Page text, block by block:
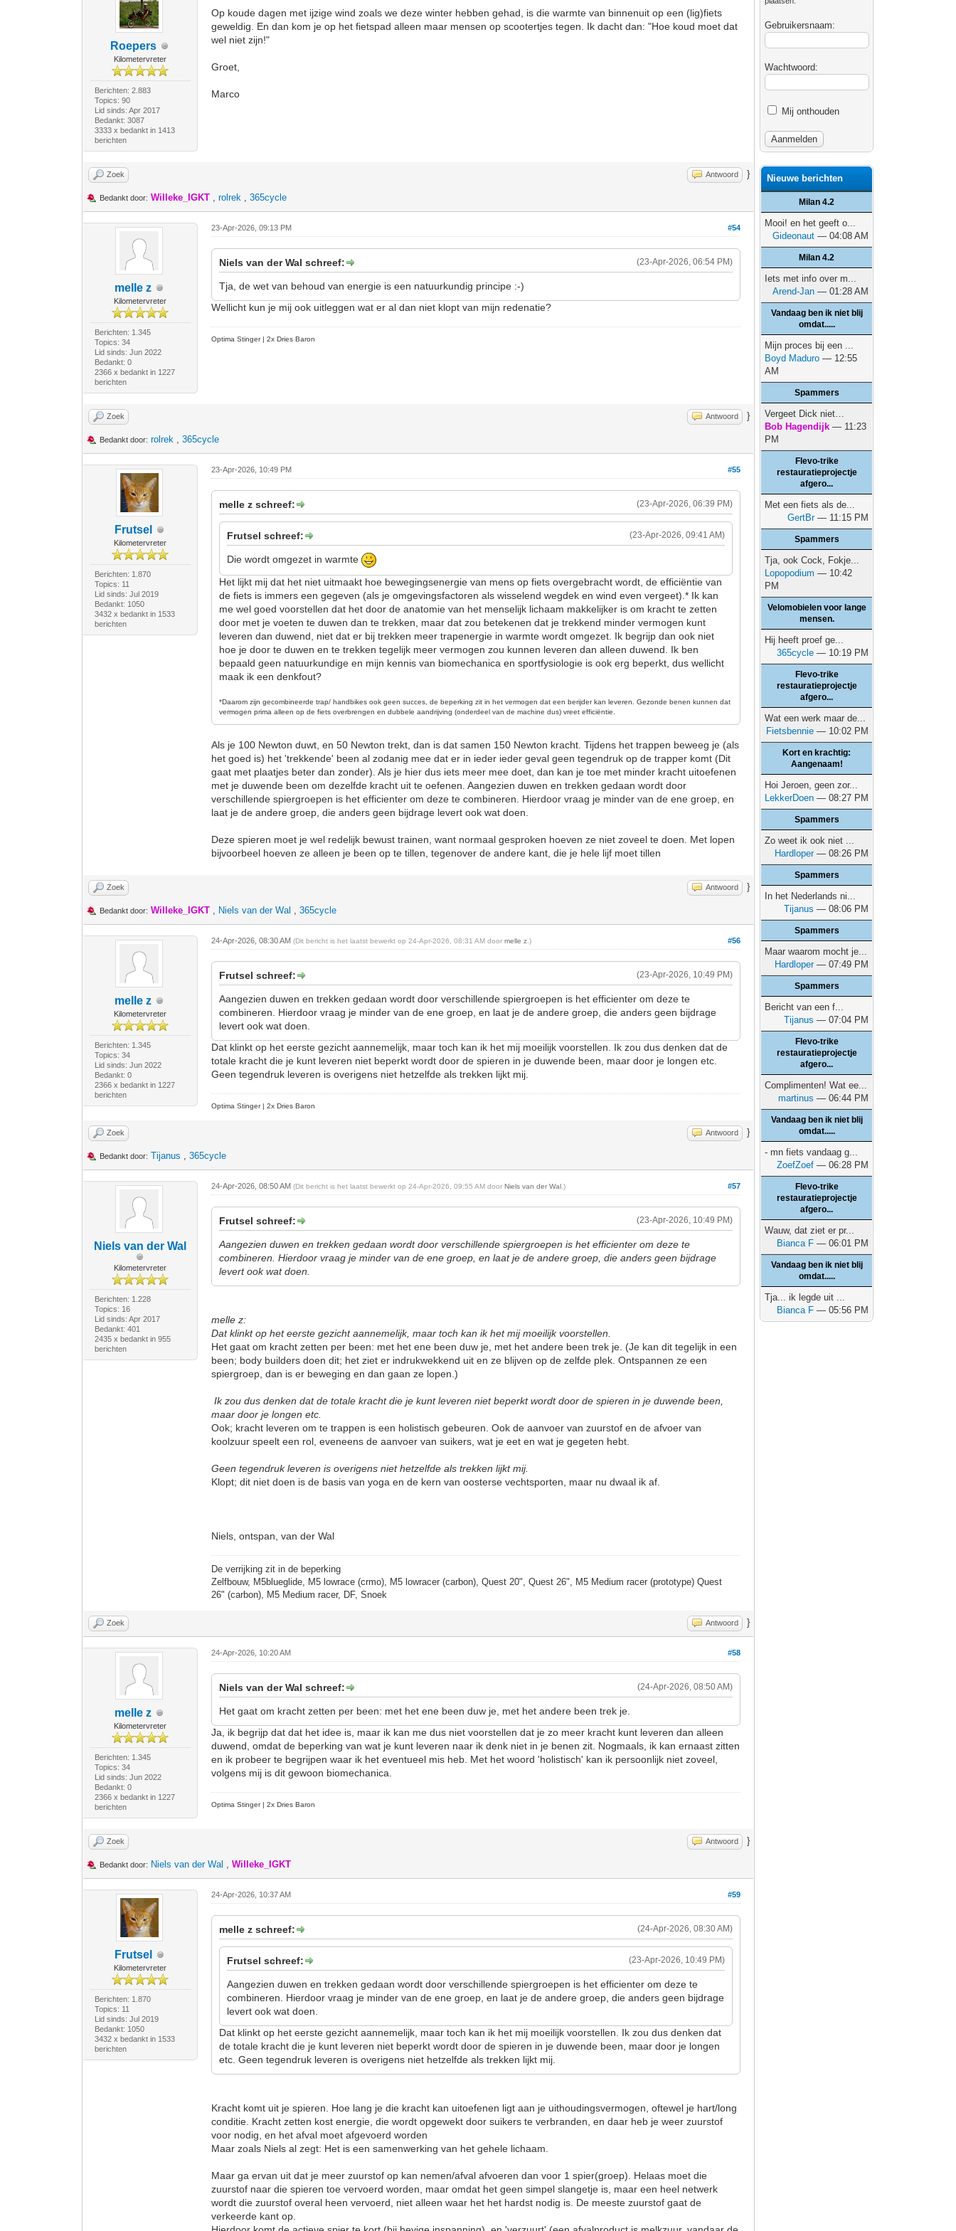
Roepers
Kilometervreter
Berichten: 2.883
Topics: 90
Lid sinds: Apr 2017
Bedankt: 3087
3333 x bedankt in 1413
berichten
Op koude dagen met ijzige wind zoals we deze winter hebben gehad, is die warmte van binnenuit op een (lig)fiets
geweldig. En dan kom je op het fietspad alleen maar mensen op scootertjes tegen. Ik dacht dan: "Hoe koud moet dat
wel niet zijn!"
Groet,
Marco
Zoek Antwoord }
Bedankt door: Willeke_IGKT ,rolrek ,365cycle
melle z
Kilometervreter
Berichten: 1.345
Topics: 34
Lid sinds: Jun 2022
Bedankt: 0
2366 x bedankt in 1227
berichten
#54
23-Apr-2026, 09:13 PM
(23-Apr-2026, 06:54 PM)
Niels van der Wal schreef:
Tja, de wet van behoud van energie is een natuurkundig principe :-)
Wellicht kun je mij ook uitleggen wat er al dan niet klopt van mijn redenatie?
Optima Stinger |2x Dries Baron
Zoek Antwoord }
Bedankt door: rolrek ,365cycle
Frutsel
Kilometervreter
Berichten: 1.870
Topics: 11
Lid sinds: Jul 2019
Bedankt: 1050
3432 x bedankt in 1533
berichten
#55
23-Apr-2026, 10:49 PM
(23-Apr-2026, 06:39 PM)
melle z schreef:
(23-Apr-2026, 09:41 AM)
Frutsel schreef:
Die wordt omgezet in warmte
Het lijkt mij dat het niet uitmaakt hoe bewegingsenergie van mens op fiets overgebracht wordt, de efficiëntie van
de fiets is immers een gegeven (als je omgevingsfactoren als wisselend wegdek en wind even vergeet).* Ik kan
me wel goed voorstellen dat het door de anatomie van het menselijk lichaam makkelijker is om kracht te zetten
door met je voeten te duwen dan te trekken, maar dat zou betekenen dat je trekkend minder vermogen kunt
leveren dan duwend, niet dat er bij trekken meer trapenergie in warmte wordt omgezet. Ik begrijp dan ook niet
hoe je door te duwen en te trekken tegelijk meer vermogen zou kunnen leveren dan alleen duwend. Ik ben
bepaald geen natuurkundige en mijn kennis van biomechanica en sportfysiologie is ook erg beperkt, dus wellicht
maak ik een denkfout?
*Daarom zijn gecombineerde trap/ handbikes ook geen succes, de beperking zit in het vermogen dat een berijder kan leveren. Gezonde benen kunnen dat
vermogen prima alleen op de fiets overbrengen en dubbele aandrijving (onderdeel van de machine dus) vreet efficiëntie
Als je 100 Newton duwt, en 50 Newton trekt, dan is dat samen 150 Newton kracht. Tijdens het trappen beweeg je (als
het goed is) het 'trekkende' been al zodanig mee dat er in ieder ieder geval geen tegendruk op de trapper komt (Dit
gaat met plaatjes beter dan zonder). Als je hier dus iets meer mee doet, dan kan je toe met minder kracht uitoefenen
met je duwende been om dezelfde kracht uit te oefenen. Aangezien duwen en trekken gedaan wordt door
verschillende spiergroepen is het efficienter om deze te combineren. Hierdoor vraag je minder van de ene groep, en
laat je de andere groep, die anders geen bijdrage levert ook wat doen.
Deze spieren moet je wel redelijk bewust trainen, want normaal gesproken hoeven ze niet zoveel te doen. Met lopen
bijvoorbeel hoeven ze alleen je been op te tillen, tegenover de andere kant, die je hele lijf moet tillen
Zoek Antwoord }
Bedankt door: Willeke_IGKT , Niels van der Wal ,365cycle
melle z
Kilometervreter
Berichten: 1.345
Topics: 34
Lid sinds: Jun 2022
Bedankt: 0
2366 x bedankt in 1227
berichten
#56
24-Apr-2026, 08:30 AM(Dit bericht is het laatst bewerkt op 24-Apr-2026, 08:31 AM doormelle z .)
(23-Apr-2026, 10:49 PM)
Frutsel schreef:
Aangezien duwen en trekken gedaan wordt door verschillende spiergroepen is het efficienter om deze te
combineren. Hierdoor vraag je minder van de ene groep, en laat je de andere groep, die anders geen bijdrage
levert ook wat doen.
Dat klinkt op het eerste gezicht aannemelijk, maar toch kan ik het mij moeilijk voorstellen. Ik zou dus denken dat de
totale kracht die je kunt leveren niet beperkt wordt door de spieren in je duwende been, maar door je longen etc.
Geen tegendruk leveren is overigens niet hetzelfde als trekken lijkt mij.
Optima Stinger |2x Dries Baron
Zoek Antwoord }
Bedankt door: Tijanus ,365cycle
Niels van der Wal
Kilometervreter
Berichten: 1.228
Topics: 16
Lid sinds: Apr 2017
Bedankt: 401
2435 x bedankt in 955
berichten
#57
24-Apr-2026, 08:50 AM(Dit bericht is het laatst bewerkt op 24-Apr-2026, 09:55 AM doorNiels van der Wal .)
(23-Apr-2026, 10:49 PM)
Frutsel schreef:
Aangezien duwen en trekken gedaan wordt door verschillende spiergroepen is het efficienter om deze te
combineren. Hierdoor vraag je minder van de ene groep, en laat je de andere groep, die anders geen bijdrage
levert ook wat doen.
melle z:
Dat klinkt op het eerste gezicht aannemelijk, maar toch kan ik het mij moeilijk voorstellen.
Het gaat om kracht zetten per been: met het ene been duw je, met het andere been trek je. (Je kan dit tegelijk in een
been; body builders doen dit; het ziet er indrukwekkend uit en ze blijven op de zelfde plek. Ontspannen ze een
spiergroep, dan is er beweging en dan gaan ze lopen.)
Ik zou dus denken dat de totale kracht die je kunt leveren niet beperkt wordt door de spieren in je duwende been,
maar door je longen etc.
Ook; kracht leveren om te trappen is een holistisch gebeuren. Ook de aanvoer van zuurstof en de afvoer van
koolzuur speelt een rol, eveneens de aanvoer van suikers, wat je eet en wat je gegeten hebt.
Geen tegendruk leveren is overigens niet hetzelfde als trekken lijkt mij.
Klopt; dit niet doen is de basis van yoga en de kern van oosterse vechtsporten, maar nu dwaal ik af.
Niels, ontspan, van der Wal
De verrijking zit in de beperking
Zelfbouw, M5blueglide, M5 lowrace (crmo), M5 lowracer (carbon), Quest 20", Quest 26", M5 Medium racer (prototype) Quest
26" (carbon), M5 Medium racer, DF, Snoek
Zoek Antwoord }
melle z
Kilometervreter
Berichten: 1.345
Topics: 34
Lid sinds: Jun 2022
Bedankt: 0
2366 x bedankt in 1227
berichten
#58
24-Apr-2026, 10:20 AM
(24-Apr-2026, 08:50 AM)
Niels van der Wal schreef:
Het gaat om kracht zetten per been: met het ene been duw je, met het andere been trek je.
Ja, ik begrijp dat dat het idee is, maar ik kan me dus niet voorstellen dat je zo meer kracht kunt leveren dan alleen
duwend, omdat de beperking van wat je kunt leveren naar ik denk niet in je benen zit. Nogmaals, ik kan ernaast zitten
en ik probeer te begrijpen waar ik het eventueel mis heb. Met het woord 'holistisch' kan ik persoonlijk niet zoveel,
volgens mij is dit gewoon biomechanica.
Optima Stinger |2x Dries Baron
Zoek Antwoord }
Bedankt door: Niels van der Wal ,Willeke_IGKT
Frutsel
Kilometervreter
Berichten: 1.870
Topics: 11
Lid sinds: Jul 2019
Bedankt: 1050
3432 x bedankt in 1533
berichten
#59
24-Apr-2026, 10:37 AM
(24-Apr-2026, 08:30 AM)
melle z schreef:
(23-Apr-2026, 10:49 PM)
Frutsel schreef:
Aangezien duwen en trekken gedaan wordt door verschillende spiergroepen is het efficienter om deze te
combineren. Hierdoor vraag je minder van de ene groep, en laat je de andere groep, die anders geen bijdrage
levert ook wat doen.
Dat klinkt op het eerste gezicht aannemelijk, maar toch kan ik het mij moeilijk voorstellen. Ik zou dus denken dat
de totale kracht die je kunt leveren niet beperkt wordt door de spieren in je duwende been, maar door je longen
etc. Geen tegendruk leveren is overigens niet hetzelfde als trekken lijkt mij.
Kracht komt uit je spieren. Hoe lang je die kracht kan uitoefenen ligt aan je uithoudingsvermogen, oftewel je hart/long
conditie. Kracht zetten kost energie, die wordt opgewekt door suikers te verbranden, en daar heb je weer zuurstof
voor nodig, en het afval moet afgevoerd worden
Maar zoals Niels al zegt: Het is een samenwerking van het gehele lichaam.
Maar ga ervan uit dat je meer zuurstof op kan nemen/afval afvoeren dan voor 1 spier(groep). Helaas moet die
zuurstof naar die spieren toe vervoerd worden, maar omdat het geen simpel slangetje is, maar een heel netwerk
wordt die zuurstof overal heen vervoerd, niet alleen waar het het hardst nodig is. De meeste zuurstof gaat de
verkeerde kant op.
Gebruikersnaam:
Wachtwoord:
Mij onthouden
Nieuwe berichten
Milan 4.2
Mooi! en het geeft o...
Gideonaut — 04:08 AM
Milan 4.2
Iets met info over m...
Arend-Jan — 01:28 AM
Vandaag ben ik niet blij
omdat.....
Mijn proces bij een ...
Boyd Maduro — 12:55
AM
Spammers
Vergeet Dick niet…
Bob Hagendijk — 11:23
PM
Flevo-trike
restauratieprojectje
afgero...
Met een fiets als de...
GertBr— 11:15 PM
Spammers
Tja, ook Cock, Fokje...
Lopopodium — 10:42
PM
Velomobielen voor lange
mensen.
Hij heeft proef ge...
365cycle — 10:19 PM
Flevo-trike
restauratieprojectje
afgero...
Wat een werk maar de...
Fietsbennie — 10:02 PM
Kort en krachtig:
Aangenaam!
Hoi Jeroen, geen zor...
LekkerDoen — 08:27 PM
Spammers
Zo weet ik ook niet ...
Hardloper— 08:26 PM
Spammers
In het Nederlands ni...
Tijanus — 08:06 PM
Spammers
Maar waarom mocht je...
Hardloper— 07:49 PM
Spammers
Bericht van een f...
Tijanus — 07:04 PM
Flevo-trike
restauratieprojectje
afgero...
Complimenten! Wat ee...
martinus — 06:44 PM
Vandaag ben ik niet blij
omdat.....
- mn fiets vandaag g...
ZoefZoef — 06:28 PM
Flevo-trike
restauratieprojectje
afgero...
Wauw, dat ziet er pr...
Bianca F — 06:01 PM
Vandaag ben ik niet blij
omdat.....
Tja... ik legde uit ...
Bianca F — 05:56 PM